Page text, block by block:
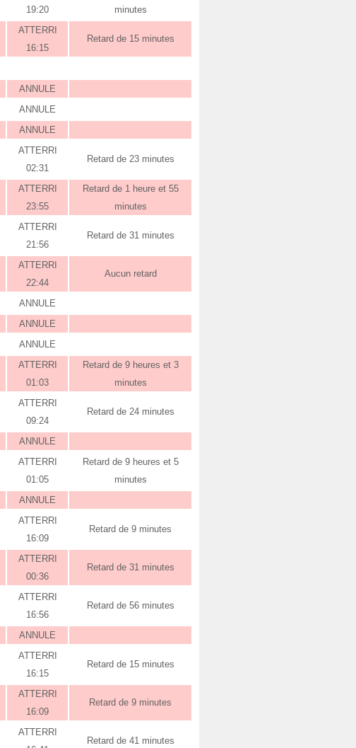
19:20
minutes
ATTERRI
16:15
Retard de 15 minutes
ANNULE
ANNULE
ANNULE
ATTERRI
02:31
Retard de 23 minutes
ATTERRI
23:55
Retard de 1 heure et 55
minutes
ATTERRI
21:56
Retard de 31 minutes
ATTERRI
22:44
Aucun retard
ANNULE
ANNULE
ANNULE
ATTERRI
01:03
Retard de 9 heures et 3
minutes
ATTERRI
09:24
Retard de 24 minutes
ANNULE
ATTERRI
01:05
Retard de 9 heures et 5
minutes
ANNULE
ATTERRI
16:09
Retard de 9 minutes
ATTERRI
00:36
Retard de 31 minutes
ATTERRI
16:56
Retard de 56 minutes
ANNULE
ATTERRI
16:15
Retard de 15 minutes
ATTERRI
16:09
Retard de 9 minutes
ATTERRI
Retard de 41 minutes